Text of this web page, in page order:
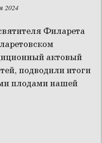
2024
Филарета
актовый
подводили итоги
плодами нашей